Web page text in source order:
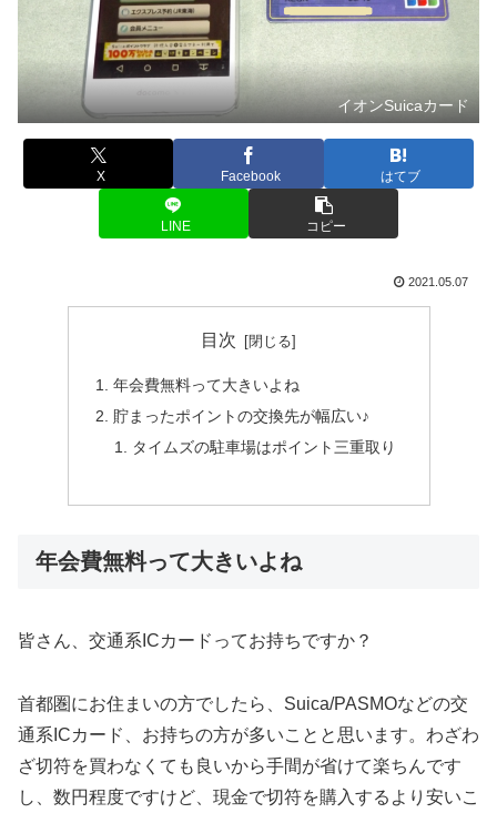
イオンSuicaカード
X Facebook はてブ
LINE コピー
2021.05.07
目次
年会費無料って大きいよね
貯まったポイントの交換先が幅広い♪
タイムズの駐車場はポイント三重取り
年会費無料って大きいよね
皆さん、交通系ICカードってお持ちですか？
首都圏にお住まいの方でしたら、Suica/PASMOなどの交
通系ICカード、お持ちの方が多いことと思います。わざわ
ざ切符を買わなくても良いから手間が省けて楽ちんです
し、数円程度ですけど、現金で切符を購入するより安いこ